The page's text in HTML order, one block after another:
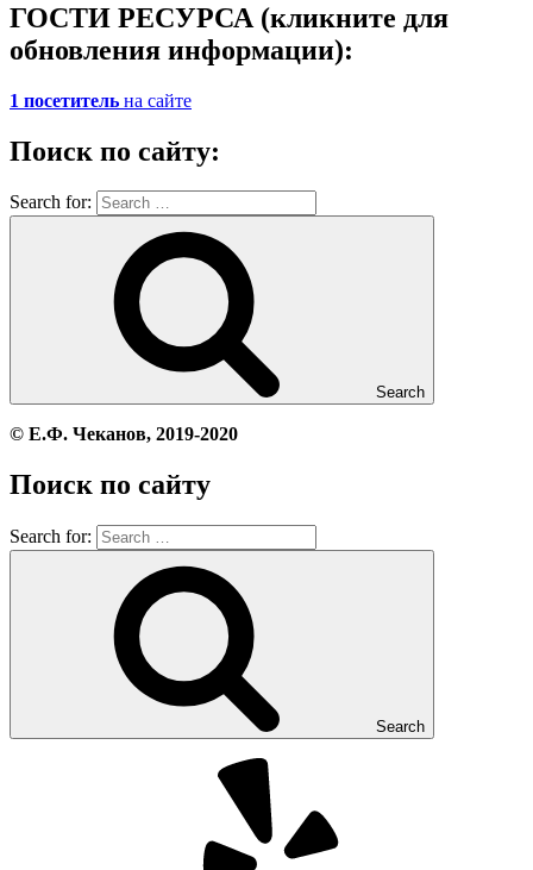
ГОСТИ РЕСУРСА (кликните для
обновления информации):
1 посетитель на сайте
Поиск по сайту:
Search for:
Search
© Е.Ф. Чеканов, 2019-2020
Поиск по сайту
Search for:
Search